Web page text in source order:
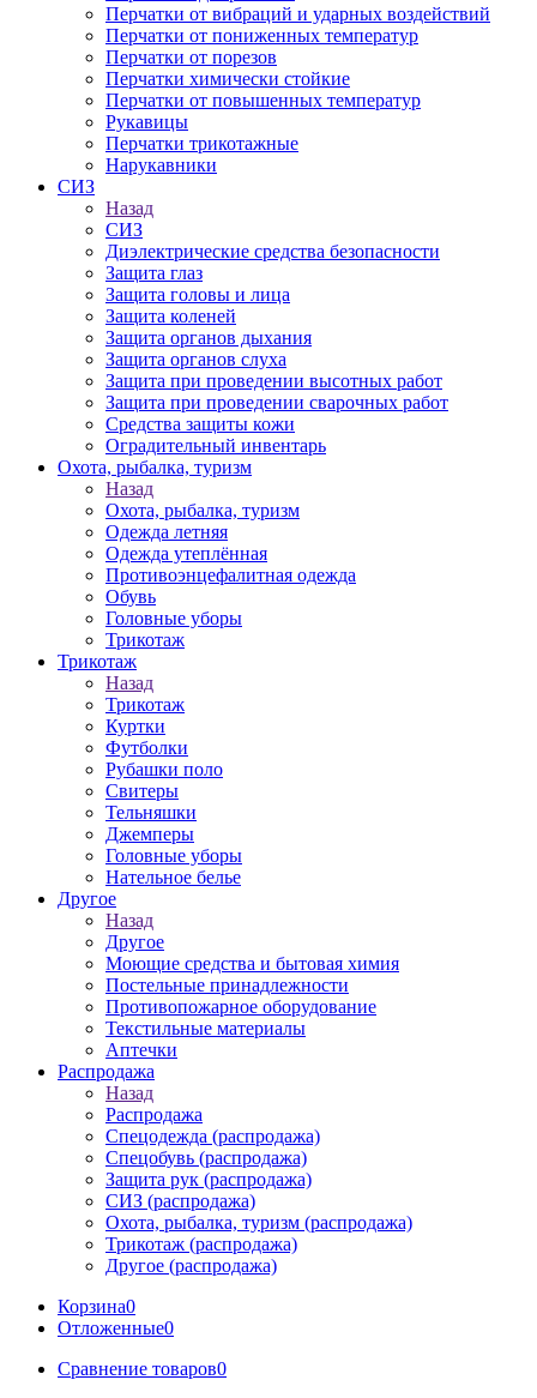
Перчатки от вибраций и ударных воздействий
Перчатки от пониженных температур
Перчатки от порезов
Перчатки химически стойкие
Перчатки от повышенных температур
Рукавицы
Перчатки трикотажные
Нарукавники
СИЗ
Назад
СИЗ
Диэлектрические средства безопасности
Защита глаз
Защита головы и лица
Защита коленей
Защита органов дыхания
Защита органов слуха
Защита при проведении высотных работ
Защита при проведении сварочных работ
Средства защиты кожи
Оградительный инвентарь
Охота, рыбалка, туризм
Назад
Охота, рыбалка, туризм
Одежда летняя
Одежда утеплённая
Противоэнцефалитная одежда
Обувь
Головные уборы
Трикотаж
Трикотаж
Назад
Трикотаж
Куртки
Футболки
Рубашки поло
Свитеры
Тельняшки
Джемперы
Головные уборы
Нательное белье
Другое
Назад
Другое
Моющие средства и бытовая химия
Постельные принадлежности
Противопожарное оборудование
Текстильные материалы
Аптечки
Распродажа
Назад
Распродажа
Спецодежда (распродажа)
Спецобувь (распродажа)
Защита рук (распродажа)
СИЗ (распродажа)
Охота, рыбалка, туризм (распродажа)
Трикотаж (распродажа)
Другое (распродажа)
Корзина0
Отложенные0
Сравнение товаров0